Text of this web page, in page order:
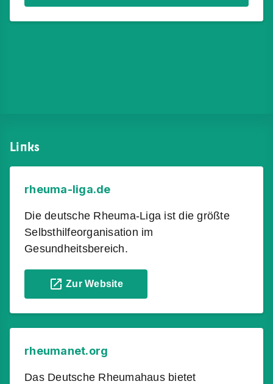
Links​​​​​​
rheuma-liga.de
Die deutsche Rheuma-Liga ist die größte
Selbsthilfeorganisation im
Gesundheitsbereich.
Zur Website
rheumanet.org
Das Deutsche Rheumahaus bietet